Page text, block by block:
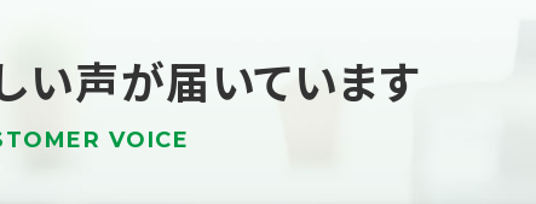
い声が届いています
VOICE